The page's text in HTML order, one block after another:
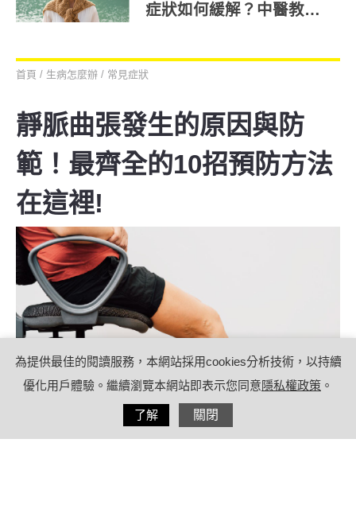
症狀如何緩解？中醫教妳
首頁 / 生病怎麼辦 / 常見症狀
靜脈曲張發生的原因與防
範！最齊全的10招預防方法
在這裡!
為提供最佳的閱讀服務，本網站採用cookies分析技術，以持續
優化用戶體驗。繼續瀏覽本網站即表示您同意隱私權政策 。
了解 關閉